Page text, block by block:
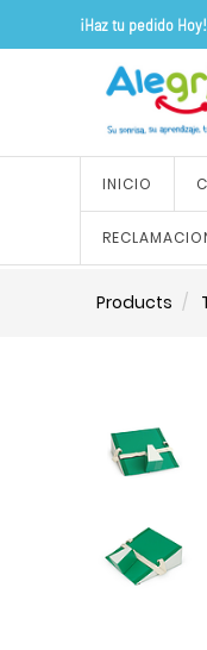
¡Haz tu
INICIO
Products